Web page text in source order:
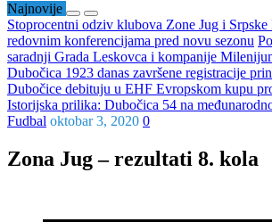
Najnovije
Stoprocentni odziv klubova Zone Jug i Srpske
redovnim konferencijama pred novu sezonu
saradnji Grada Leskovca i kompanije
Dubočica 1923 danas završene registracije
Dubočice debituju u EHF Evropskom kupu
Istorijska prilika: Dubočica 54 na
Fudbal oktobar 3, 2020 0
Zona Jug – rezultati 8. kola